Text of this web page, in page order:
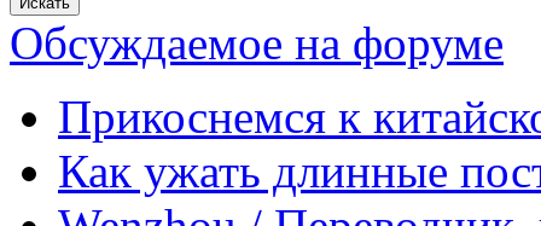
Обсуждаемое на форуме
Прикоснемся к
Как ужать длинные